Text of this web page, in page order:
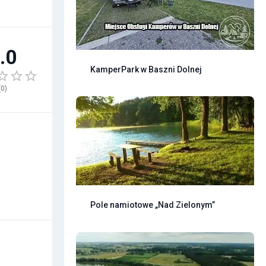
0)
KamperPark w Baszni Dolnej
Pole namiotowe „Nad Zielonym”